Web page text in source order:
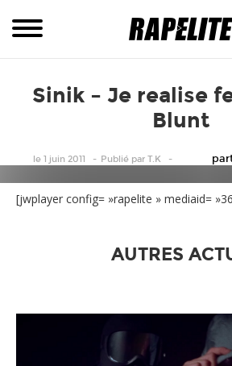
Sinik – Je realise
Blunt
le 1 juin 2011 Publiépar T.K
[jwplayer config= »rapelite » mediaid=
AUTRES